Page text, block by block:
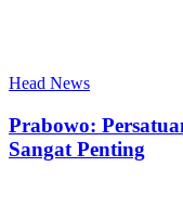
Head News
Prabowo:
Sangat Penting